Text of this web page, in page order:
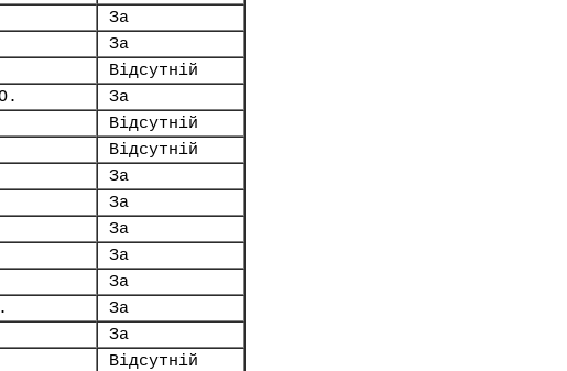
За
За
Відсутній
За
Відсутній
Відсутній
За
За
За
За
За
За
За
Відсутній